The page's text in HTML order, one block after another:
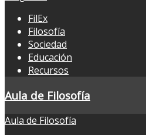
FilEx
Filosofía
Sociedad
Educación
Recursos
Aula de Filosofía
Aula de Filosofía